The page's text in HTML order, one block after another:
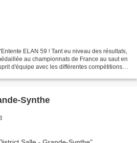
ELAN 59 ! Tant eu niveau des résultats,
au championnats de France au saut en
d'équipe avec les différentes compétitions
Synthe